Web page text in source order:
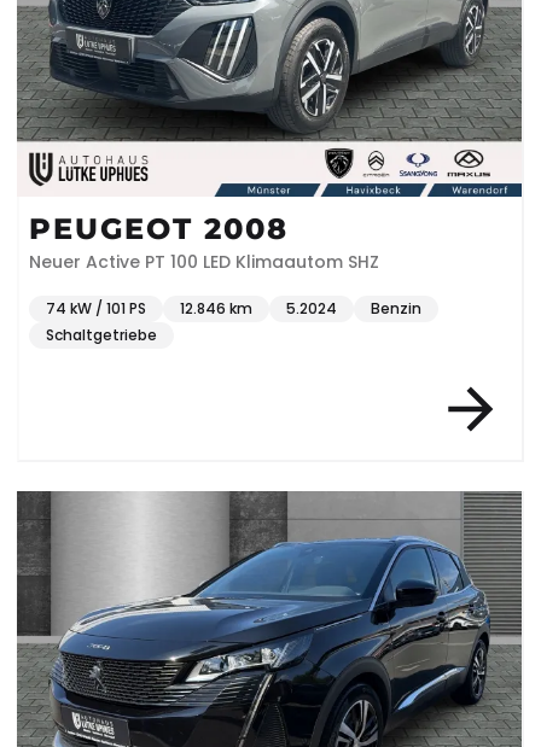
PEUGEOT 2008
Neuer Active PT 100 LED Klimaautom SHZ
74 kW / 101 PS 12.846 km 5.2024
Benzin
Schaltgetriebe